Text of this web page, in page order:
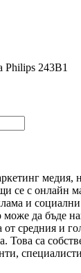
Philips 243B1
медия,
се с онлайн
и
да бъде
средния и
Това са